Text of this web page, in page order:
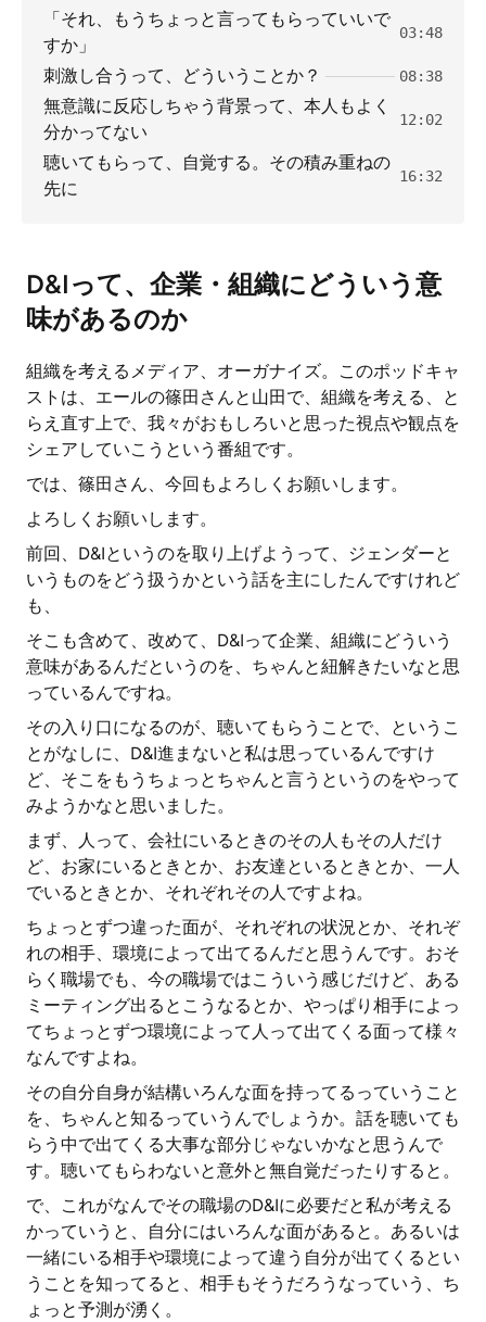
「それ、もうちょっと言ってもらっていいで
すか」
03:48
刺激し合うって、どういうことか？ 08:38
無意識に反応しちゃう背景って、本人もよく
分かってない
12:02
聴いてもらって、自覚する。その積み重ねの
先に
16:32
D&Iって、企業・組織にどういう意
味があるのか
組織を考えるメディア、オーガナイズ。このポッドキャ
ストは、エールの篠田さんと山田で、組織を考える、と
らえ直す上で、我々がおもしろいと思った視点や観点を
シェアしていこうという番組です。
では、篠田さん、今回もよろしくお願いします。
よろしくお願いします。
前回、D&Iというのを取り上げようって、ジェンダーと
いうものをどう扱うかという話を主にしたんですけれど
も、
そこも含めて、改めて、D&Iって企業、組織にどういう
意味があるんだというのを、ちゃんと紐解きたいなと思
っているんですね。
その入り口になるのが、聴いてもらうことで、というこ
とがなしに、D&I進まないと私は思っているんですけ
ど、そこをもうちょっとちゃんと言うというのをやって
みようかなと思いました。
まず、人って、会社にいるときのその人もその人だけ
ど、お家にいるときとか、お友達といるときとか、一人
でいるときとか、それぞれその人ですよね。
ちょっとずつ違った面が、それぞれの状況とか、それぞ
れの相手、環境によって出てるんだと思うんです。おそ
らく職場でも、今の職場ではこういう感じだけど、ある
ミーティング出るとこうなるとか、やっぱり相手によっ
てちょっとずつ環境によって人って出てくる面って様々
なんですよね。
その自分自身が結構いろんな面を持ってるっていうこと
を、ちゃんと知るっていうんでしょうか。話を聴いても
らう中で出てくる大事な部分じゃないかなと思うんで
す。聴いてもらわないと意外と無自覚だったりすると。
で、これがなんでその職場のD&Iに必要だと私が考える
かっていうと、自分にはいろんな面があると。あるいは
一緒にいる相手や環境によって違う自分が出てくるとい
うことを知ってると、相手もそうだろうなっていう、ち
ょっと予測が湧く。